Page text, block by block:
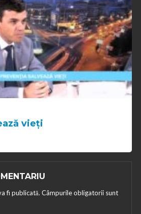
vieți
fi publicată. Câmpurile obligatorii sunt